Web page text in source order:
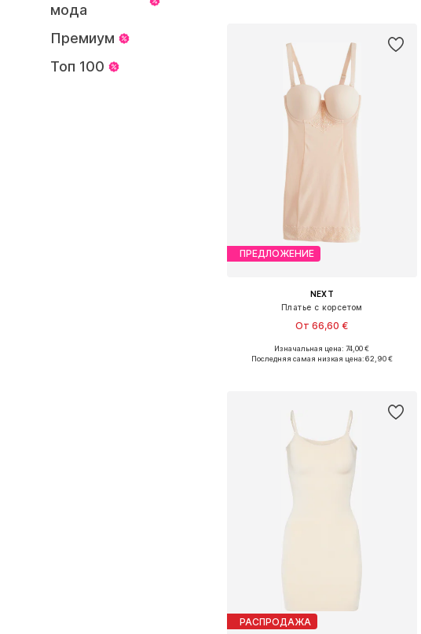
мода
Премиум
Топ 100
ПРЕДЛОЖЕНИЕ
NEXT
Платье с корсетом
От 66,60 €
Доступно множество размеров
Изначальная цена: 74,00 €
Последняя самая низкая цена:62,90 €
РАСПРОДАЖА